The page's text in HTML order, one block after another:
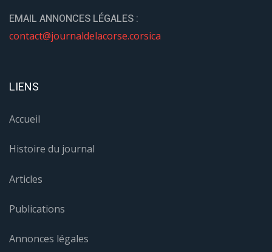
EMAIL ANNONCES LÉGALES :
contact@journaldelacorse.corsica
LIENS
Accueil
Histoire du journal
Articles
Publications
Annonces légales